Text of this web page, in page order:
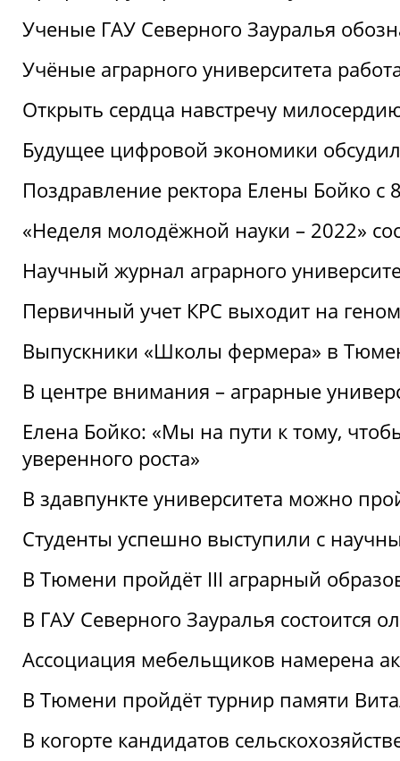
Ученые ГАУ Северного Зауралья
Учёные аграрного университета
Открыть сердца навстречу
Будущее цифровой экономики
Поздравление ректора Елены Бойко с
«Неделя молодёжной науки – 2022»
Научный журнал аграрного
Первичный учет КРС выходит на
Выпускники «Школы фермера» в
В центре внимания – аграрные
Елена Бойко: «Мы на пути к тому,
уверенного роста»
В здавпункте университета можно
Студенты успешно выступили с
В Тюмени пройдёт III аграрный
В ГАУ Северного Зауралья состоится
Ассоциация мебельщиков намерена
В Тюмени пройдёт турнир памяти
В когорте кандидатов